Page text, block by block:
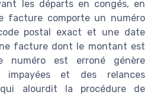
les départs en congés, en
facture comporte un numéro
postal exact et une date
facture dont le montant est
numéro est erroné génère
impayées et des relances
qui alourdit la procédure de